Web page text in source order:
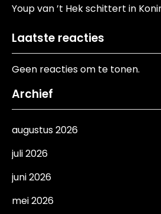
Youp van ’t Hek schittert in
Laatste reacties
Geen reacties om te tonen.
Archief
augustus 2026
juli 2026
juni 2026
mei 2026